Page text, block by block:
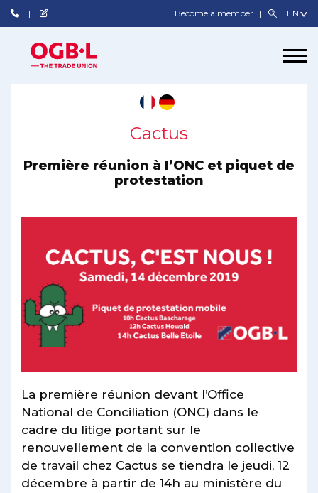
Become a member
Cactus
Première réunion à l’ONC et piquet de
protestation
La première réunion devant l’Office
National de Conciliation (ONC) dans le
cadre du litige portant sur le
renouvellement de la convention collective
de travail chez Cactus se tiendra le jeudi, 12
décembre à partir de 14h au ministère du